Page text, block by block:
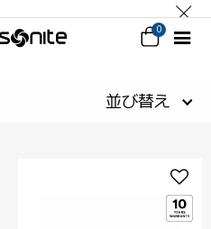
0
並び替え